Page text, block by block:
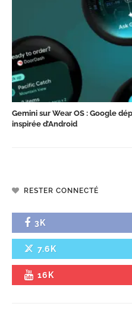
Gemini sur Wear OS : Google
inspirée d’Android
RESTER CONNECTÉ
3K
7.6K
16K